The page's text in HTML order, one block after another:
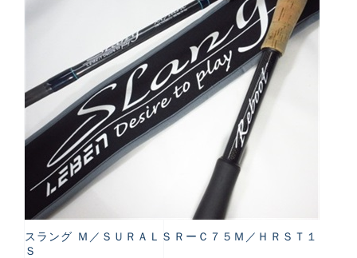
スラング Ｍ／ＳＵＲＡＬＳＲーＣ７５Ｍ／ＨＲＳＴ１
Ｓ